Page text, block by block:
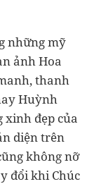
những mỹ
ảnh Hoa
thanh
Huỳnh
xinh đẹp của
diện trên
không nỡ
đổi khi Chúc